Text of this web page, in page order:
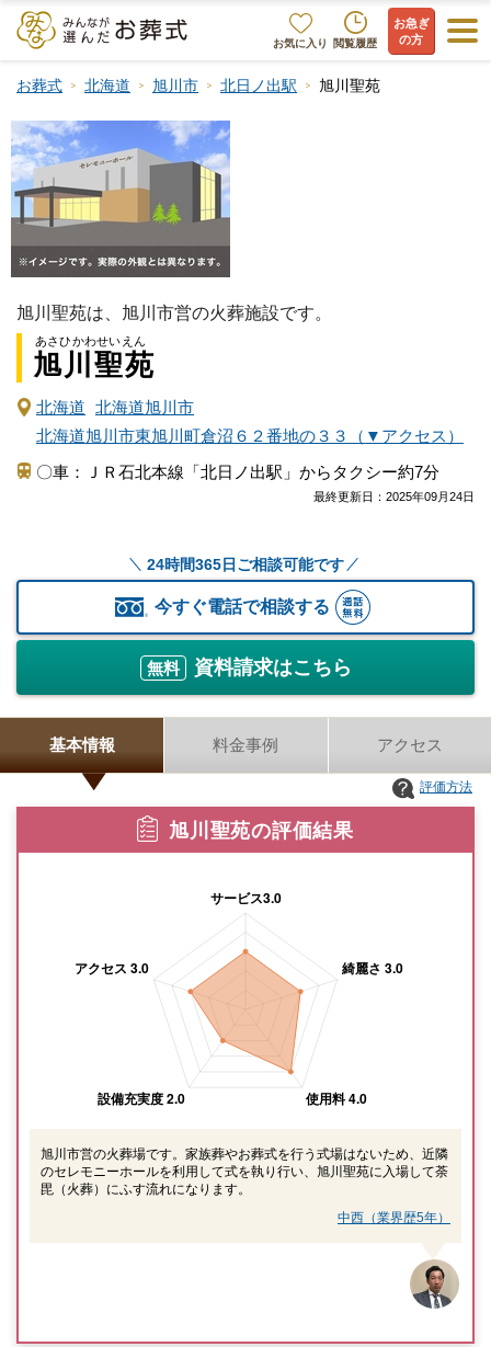
お気に入り 閲覧履歴
お急ぎ
の方
お葬式 北海道 旭川市 北日ノ出駅 旭川聖苑
旭川聖苑は、旭川市営の火葬施設です。
あさひかわせいえん
旭川聖苑
北海道 北海道旭川市
北海道旭川市東旭川町倉沼６２番地の３３（▼アクセス）
〇車：ＪＲ石北本線「北日ノ出駅」からタクシー約7分
最終更新日： 2025年09月24日
24時間365日ご相談可能です
今すぐ電話で相談する
無料 資料請求はこちら
基本情報 料金事例 アクセス
旭川聖苑の評価結果
評価方法
旭川市営の火葬場です。家族葬やお葬式を行う式場はないため、近隣
のセレモニーホールを利用して式を執り行い、旭川聖苑に入場して荼
毘（火葬）にふす流れになります。
中西（業界歴5年）